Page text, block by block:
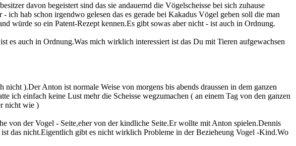
davon begeistert sind das sie andauernd die Vögelscheisse bei sich zuhause
hab schon irgendwo gelesen das es gerade bei Kakadus Vögel geben soll die man
würde so ein Patent-Rezept kennen.Es gibt sowas aber nicht - ist auch in Ordnung.
es auch in Ordnung.Was mich wirklich interessiert ist das Du mit Tieren aufgewachsen
).Der Anton ist normale Weise von morgens bis abends draussen in dem ganzen
ich einfach keine Lust mehr die Scheisse wegzumachen ( an einem Tag von den ganzen
nicht wie )
von der Vogel - Seite,eher von der kindliche Seite.Er wollte mit Anton spielen.Dennis
ist das nicht.Eigentlich gibt es nicht wirklich Probleme in der Bezieheung Vogel -Kind.Wo